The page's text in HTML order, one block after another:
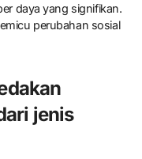
daya yang signifikan.
perubahan sosial
jenis